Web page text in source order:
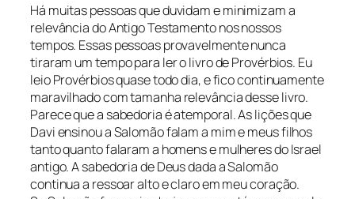
Há muitas pessoas que duvidam e minimizam a
relevância do Antigo Testamento nos nossos
tempos. Essas pessoas provavelmente nunca
tiraram um tempo para ler o livro de Provérbios. Eu
leio Provérbios quase todo dia, e fico continuamente
maravilhado com tamanha relevância desse livro.
Parece que a sabedoria é atemporal. As lições que
Davi ensinou a Salomão falam a mim e meus filhos
tanto quanto falaram a homens e mulheres do Israel
antigo. A sabedoria de Deus dada a Salomão
continua a ressoar alto e claro em meu coração.